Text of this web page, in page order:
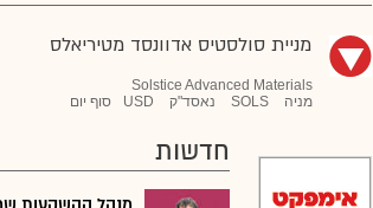
מניית סולסטיס אדוונסד מטיריאלס
Solstice Advanced Materials
מניה
SOLS נאסד"ק USD סוף יום
חדשות